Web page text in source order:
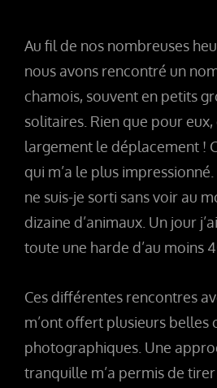
Au fil de nos nombreuses
nous avons rencontré un
chamois, souvent en petits
solitaires. Rien que pour
largement le déplacement !
qui m’a le plus
ne suis-je sorti sans voir au
dizaine d’animaux. Un jour
toute une harde d’au moins
Ces différentes rencontres
m’ont offert plusieurs belles
photographiques. Une
tranquille m’a permis de